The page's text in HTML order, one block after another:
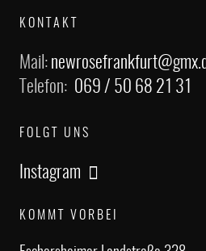
KONTAKT
Mail:
Telefon: 069 / 50 68 21 31
FOLGT UNS
Instagram
KOMMT VORBEI